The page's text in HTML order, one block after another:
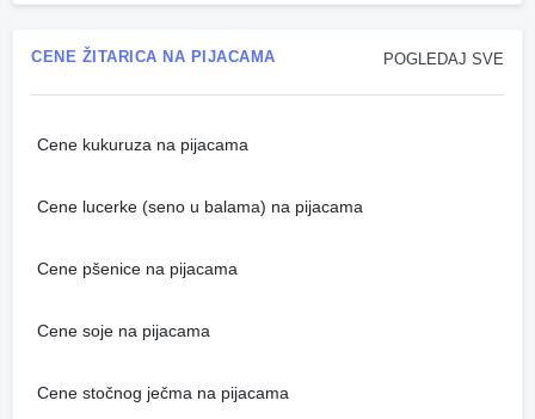
POGLEDAJ SVE
CENE ŽITARICA NA PIJACAMA
Cene kukuruza na pijacama
Cene lucerke (seno u balama) na pijacama
Cene pšenice na pijacama
Cene soje na pijacama
Cene stočnog ječma na pijacama